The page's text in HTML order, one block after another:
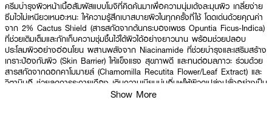
ครีมบำรุงผิวหน้าเนื้อสัมผัสแบบโมจิที่คิดค้นมาเพื่อความนุ่มเด้งละมุนผิว เกลี่ยง่าย
ซึมไวไม่เหนียวเหนอะหนะ ให้ความรู้สึกเบาสบายผิวในทุกครั้งที่ใช้ โดดเด่นด้วยคุณค่า
จาก 2% Cactus Shield (สารสกัดจากต้นกระบองเพชร Opuntia Ficus-Indica)
ที่ช่วยเติมเต็มและกักเก็บความชุ่มชื้นไว้ใต้ผิวได้อย่างยาวนาน พร้อมช่วยปลอบ
ประโลมผิวอย่างอ่อนโยน ผสานพลังจาก Niacinamide ที่ช่วยบำรุงและเสริมสร้าง
เกราะป้องกันผิว (Skin Barrier) ให้แข็งแรง สุขภาพดี และทนต่อมลภาวะ ร่วมด้วย
สารสกัดจากดอกคาโมมายล์ (Chamomilla Recutita Flower/Leaf Extract) และ
วิตามินอี ช่วยลดการระคายเคือง เติมความเนียนนุ่มอิ่มฟูให้ผิวดูเปล่งปลั่งอย่างเป็น
Show More